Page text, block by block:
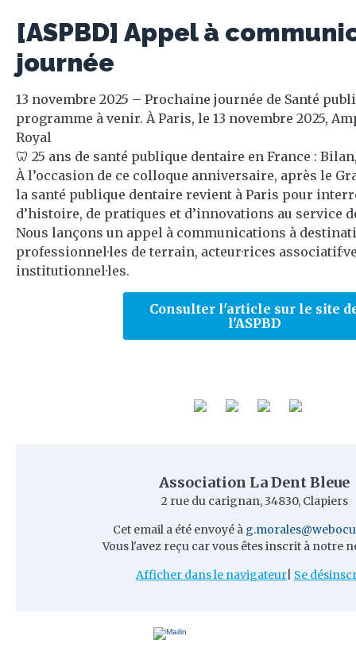
[ASPBD] Appel à
journée
13 novembre 2025 – Prochaine journée de Santé
programme à venir. À Paris, le 13 novembre 2025,
Royal
🦷 25 ans de santé publique dentaire en France :
À l’occasion de ce colloque anniversaire, après le
la santé publique dentaire revient à Paris pour
d’histoire, de pratiques et d’innovations au service
Nous lançons un appel à communications à
professionnel·les de terrain, acteur·rices
institutionnel·les.
Consulter l'article sur le site
l'ASPBD
Association La Dent Bleue
2 rue du carignan, 34830, Clapiers
Cet email a été envoyé à
Vous l'avez reçu car vous êtes inscrit à notre
Afficher dans le navigateur Se